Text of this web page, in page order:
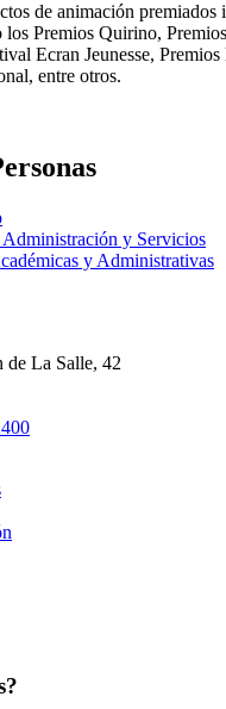
de animación premiados
los Premios Quirino,
Ecran Jeunesse,
entre otros.
Administración y Servicios
y Administrativas
de La Salle, 42